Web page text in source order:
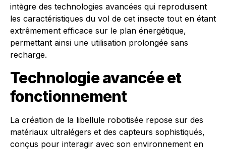
intègre des technologies avancées qui reproduisent
les caractéristiques du vol de cet insecte tout en étant
extrêmement efficace sur le plan énergétique,
permettant ainsi une utilisation prolongée sans
recharge.
Technologie avancée et
fonctionnement
La création de la libellule robotisée repose sur des
matériaux ultralégers et des capteurs sophistiqués,
conçus pour interagir avec son environnement en